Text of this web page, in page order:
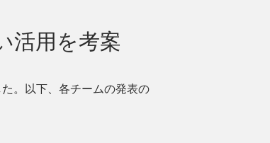
活用を考案
。以下、各チームの発表の